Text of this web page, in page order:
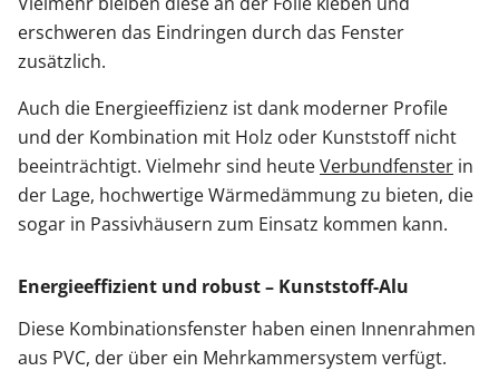
erschweren das Eindringen durch das Fenster
zusätzlich.
Auch die Energieeffizienz ist dank moderner Profile
und der Kombination mit Holz oder Kunststoff nicht
beeinträchtigt. Vielmehr sind heuteVerbundfenster in
der Lage, hochwertige Wärmedämmung zu bieten, die
sogar in Passivhäusern zum Einsatz kommen kann.
Energieeffizient und robust – Kunststoff-Alu
Diese Kombinationsfenster haben einen Innenrahmen
aus PVC, der über ein Mehrkammersystem verfügt.